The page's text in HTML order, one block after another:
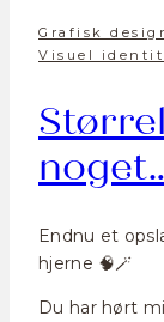
Grafisk
Visuel
Endnu et
hjerne 🧠🪄
Du har hørt